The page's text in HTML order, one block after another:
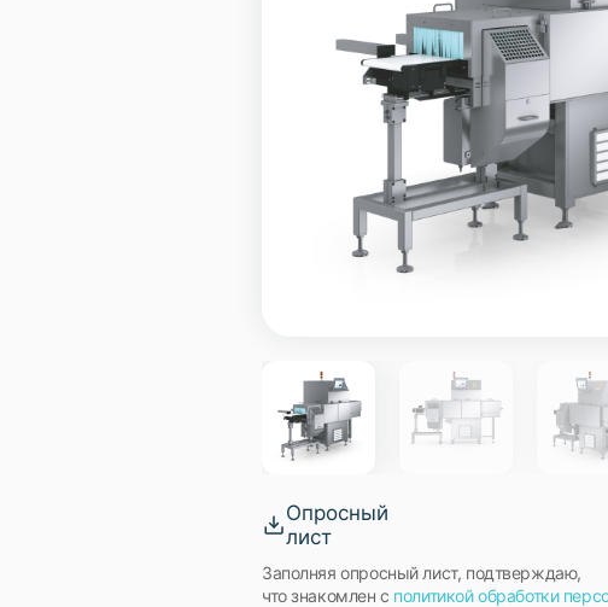
Опросный
лист
Заполняя опросный лист, подтверждаю,
что знакомлен с политикой обработки